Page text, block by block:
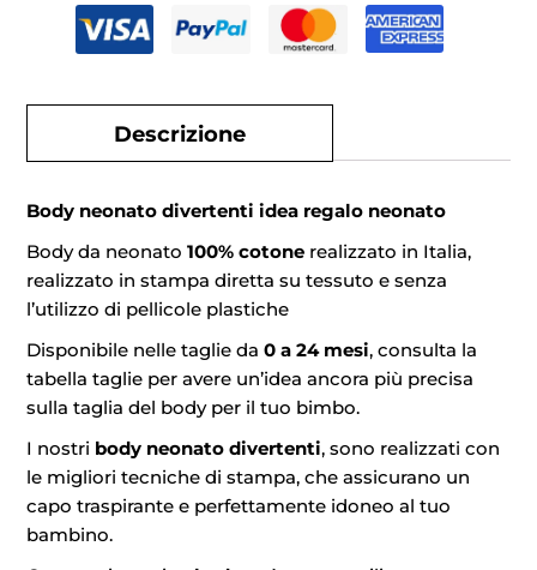
Descrizione
Body neonato divertenti idea regalo neonato
Body da neonato100% cotone realizzato in Italia,
realizzato in stampa diretta su tessuto e senza
l’utilizzo di pellicole plastiche
Disponibile nelle taglie da0 a 24 mesi, consulta la
tabella taglie per avere un’idea ancora più precisa
sulla taglia del body per il tuo bimbo.
I nostri body neonato divertenti, sono realizzati con
le migliori tecniche di stampa, che assicurano un
capo traspirante e perfettamente idoneo al tuo
bambino.